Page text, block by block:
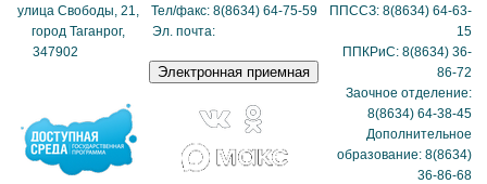
улица Свободы, 21,
город Таганрог,
347902
Тел/факс: 8(8634) 64-75-59
Эл. почта:
ППССЗ: 8(8634) 64-63-
15
ППКРиС: 8(8634) 36-
86-72
Заочное отделение:
8(8634) 64-38-45
Дополнительное
образование: 8(8634)
36-86-68